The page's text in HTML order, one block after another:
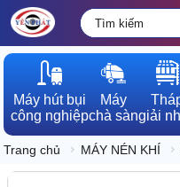
Máy hút bụi
công nghiệp
Máy
chà sàngiải
Trang chủ MÁY NÉN KHÍ